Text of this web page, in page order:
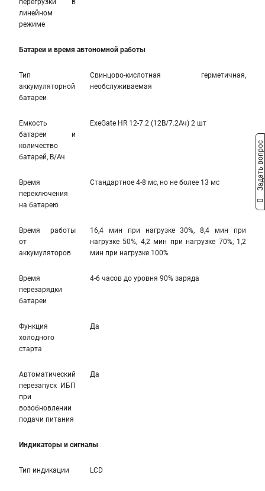
перегрузки в
линейном
режиме
Батареи и время автономной работы
Тип
аккумуляторной
батареи
Свинцово-кислотная герметичная,
необслуживаемая
Емкость
батареи и
количество
батарей, В/Ач
ExeGate HR 12-7.2 (12В/7.2Ач) 2 шт
Время
переключения
на батарею
Стандартное 4-8 мс, но не более 13 мс
Время работы
от
аккумуляторов
16,4 мин при нагрузке 30%, 8,4 мин при
нагрузке 50%, 4,2 мин при нагрузке 70%, 1,2
мин при нагрузке 100%
Время
перезарядки
батареи
4-6 часов до уровня 90% заряда
Функция
холодного
старта
Да
Автоматический
перезапуск ИБП
при
возобновлении
подачи питания
Да
Индикаторы и сигналы
Тип индикации LCD
Задать вопрос